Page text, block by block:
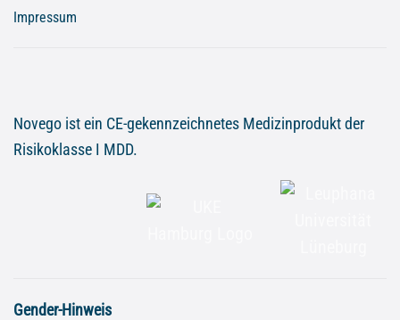
Impressum
Novego ist ein CE-gekennzeichnetes Medizinprodukt der
Risikoklasse I MDD.
Gender-Hinweis